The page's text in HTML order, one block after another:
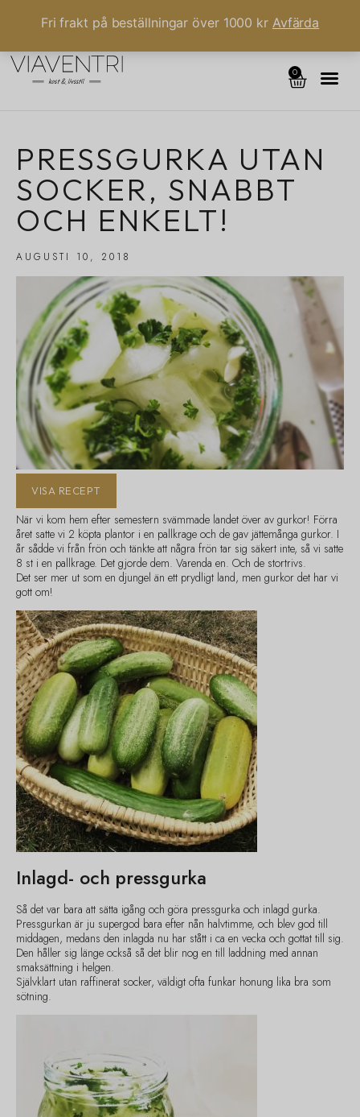
Fri frakt på beställningar över 1000 kr Avfärda
0
PRESSGURKA UTAN
SOCKER, SNABBT
OCH ENKELT!
AUGUSTI 10, 2018
VISA RECEPT
När vi kom hem efter semestern svämmade landet över av gurkor! Förra
året satte vi 2 köpta plantor i en pallkrage och de gav jättemånga gurkor. I
år sådde vi från frön och tänkte att några frön tar sig säkert inte, så vi satte
8 st i en pallkrage. Det gjorde dem. Varenda en. Och de stortrivs.
Det ser mer ut som en djungel än ett prydligt land, men gurkor det har vi
gott om!
Inlagd- och pressgurka
Så det var bara att sätta igång och göra pressgurka och inlagd gurka.
Pressgurkan är ju supergod bara efter nån halvtimme, och blev god till
middagen, medans den inlagda nu har stått i ca en vecka och gottat till sig.
Den håller sig länge också så det blir nog en till laddning med annan
smaksättning i helgen.
Självklart utan raffinerat socker, väldigt ofta funkar honung lika bra som
sötning.